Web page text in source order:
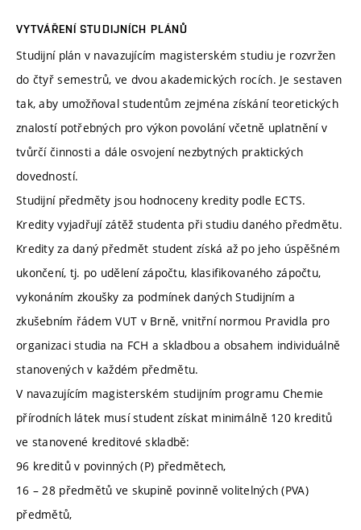
VYTVÁŘENÍ STUDIJNÍCH PLÁNŮ
Studijní plán v navazujícím magisterském studiu je rozvržen
do čtyř semestrů, ve dvou akademických rocích. Je sestaven
tak, aby umožňoval studentům zejména získání teoretických
znalostí potřebných pro výkon povolání včetně uplatnění v
tvůrčí činnosti a dále osvojení nezbytných praktických
dovedností.
Studijní předměty jsou hodnoceny kredity podle ECTS.
Kredity vyjadřují zátěž studenta při studiu daného předmětu.
Kredity za daný předmět student získá až po jeho úspěšném
ukončení, tj. po udělení zápočtu, klasifikovaného zápočtu,
vykonáním zkoušky za podmínek daných Studijním a
zkušebním řádem VUT v Brně, vnitřní normou Pravidla pro
organizaci studia na FCH a skladbou a obsahem individuálně
stanovených v každém předmětu.
V navazujícím magisterském studijním programu Chemie
přírodních látek musí student získat minimálně 120 kreditů
ve stanovené kreditové skladbě:
96 kreditů v povinných (P) předmětech,
16 – 28 předmětů ve skupině povinně volitelných (PVA)
předmětů,